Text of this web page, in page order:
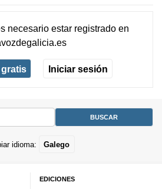
necesario estar registradoen
Iniciar sesión
idioma: Galego
EDICIONES